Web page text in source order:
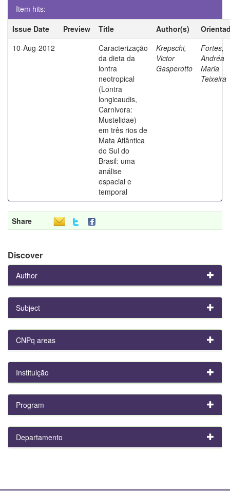
Item hits:
Issue Date
Preview Title Author(s)
10-Aug-2012
Caracterização
da dieta da
lontra
neotropical
(Lontra
longicaudis,
Carnivora:
Mustelidae)
em três rios de
Mata Atlântica
do Sul do
Brasil: uma
análise
espacial e
temporal
Krepschi,
Victor
Gasperotto
Fortes,
Andréa
Maria
Teixeira
Share
Discover
Author
Subject
CNPq areas
Instituição
Program
Departamento